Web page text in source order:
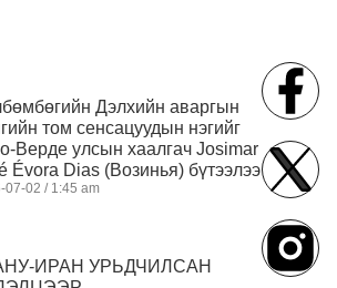
Дэлхийн аваргын
том сенсацуудын нэгийг
Верде улсын хаалгач Josimar
Évora Dias (Возинья) бүтээлээ
07-02 1:45 am
ИРАН УРЬДЧИЛСАН